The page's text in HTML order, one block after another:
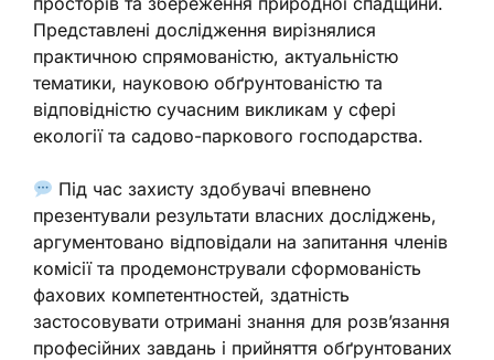
Представлені дослідження вирізнялися
практичною спрямованістю, актуальністю
тематики, науковою обґрунтованістю та
відповідністю сучасним викликам у сфері
екології та садово-паркового господарства.
Під час захисту здобувачі впевнено
презентували результати власних досліджень,
аргументовано відповідали на запитання членів
комісії та продемонстрували сформованість
фахових компетентностей, здатність
застосовувати отримані знання для розв’язання
професійних завдань і прийняття обґрунтованих